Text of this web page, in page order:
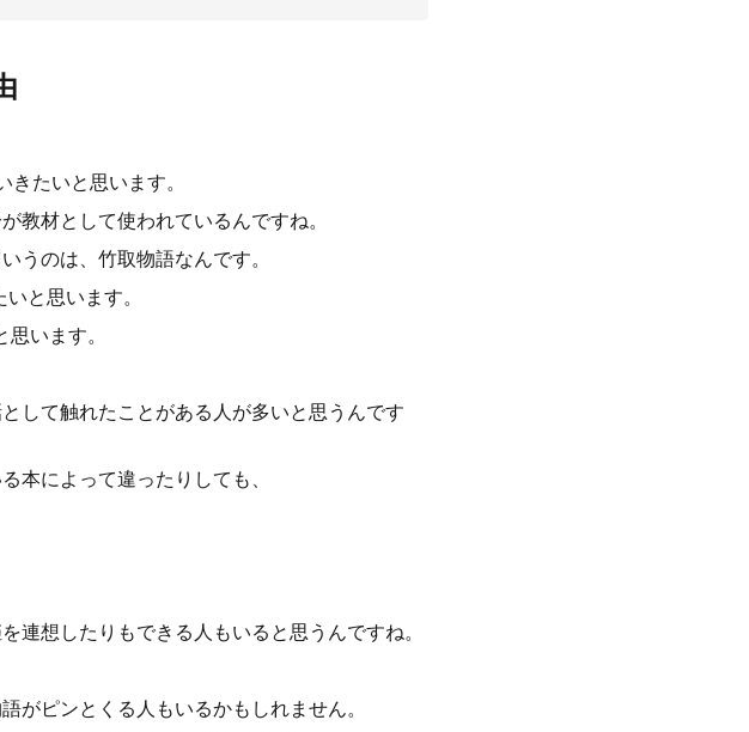
たいと思います。
教材として使われているんですね。
うのは、竹取物語なんです。
と思います。
います。
して触れたことがある人が多いと思うんです
本によって違ったりしても、
連想したりもできる人もいると思うんですね。
がピンとくる人もいるかもしれません。